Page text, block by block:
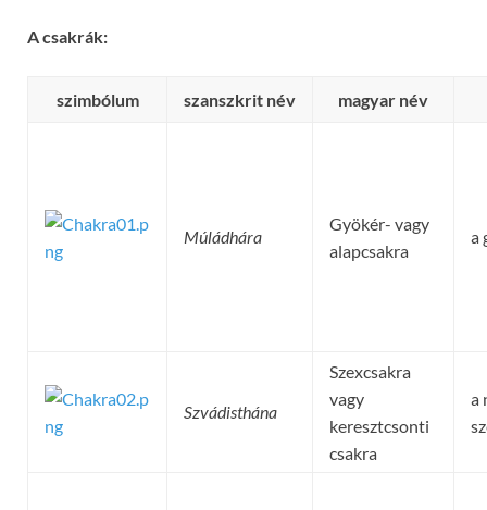
Acsakrák:
szimbólum szanszkrit név magyar név
Múládhára
Gyökér- vagy
alapcsakra
a
Szvádisthána
Szexcsakra
vagy
keresztcsonti
csakra
a